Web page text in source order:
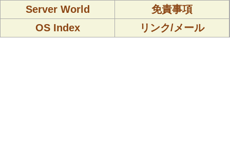
Server World
免責事項
OS Index
リンク/メール